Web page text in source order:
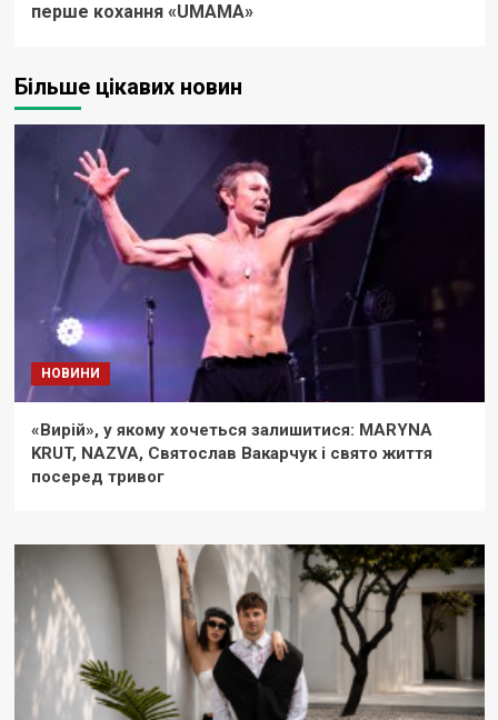
перше кохання «UМАМА»
Більше цікавих новин
НОВИНИ
«Вирій», у якому хочеться залишитися: MARYNA
KRUT, NAZVA, Святослав Вакарчук і свято життя
посеред тривог